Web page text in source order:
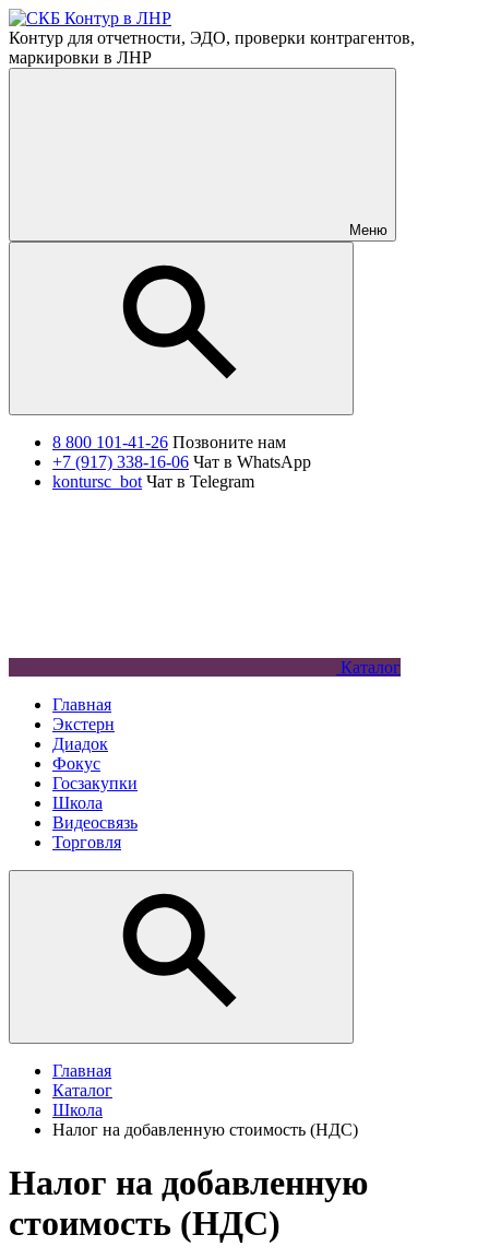
Контур для отчетности, ЭДО, проверки контрагентов,
маркировки в ЛНР
Меню
8 800 101-41-26 Позвоните нам
+7 (917) 338-16-06 Чат в WhatsApp
kontursc_bot Чат в Telegram
Каталог
Главная
Экстерн
Диадок
Фокус
Госзакупки
Школа
Видеосвязь
Торговля
Главная
Каталог
Школа
Налог на добавленную стоимость (НДС)
Налог на добавленную
стоимость (НДС)